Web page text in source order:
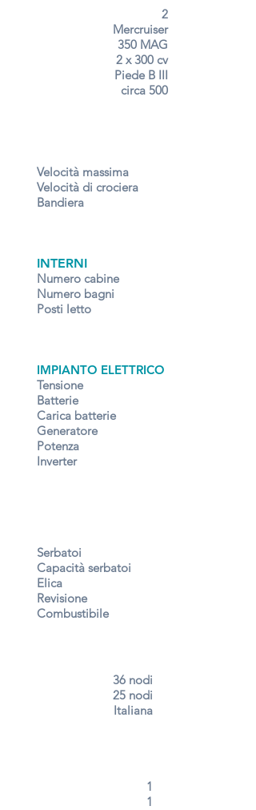
2
Mercruiser
350 MAG
2 x 300 cv
Piede B III
circa 500
Velocità massima
Velocità di crociera
Bandiera
INTERNI
Numero cabine
Numero bagni
Posti letto
IMPIANTO ELETTRICO
Tensione
Batterie
Carica batterie
Generatore
Potenza
Inverter
Serbatoi
Capacità serbatoi
Elica
Revisione
Combustibile
36 nodi
25 nodi
Italiana
1
1